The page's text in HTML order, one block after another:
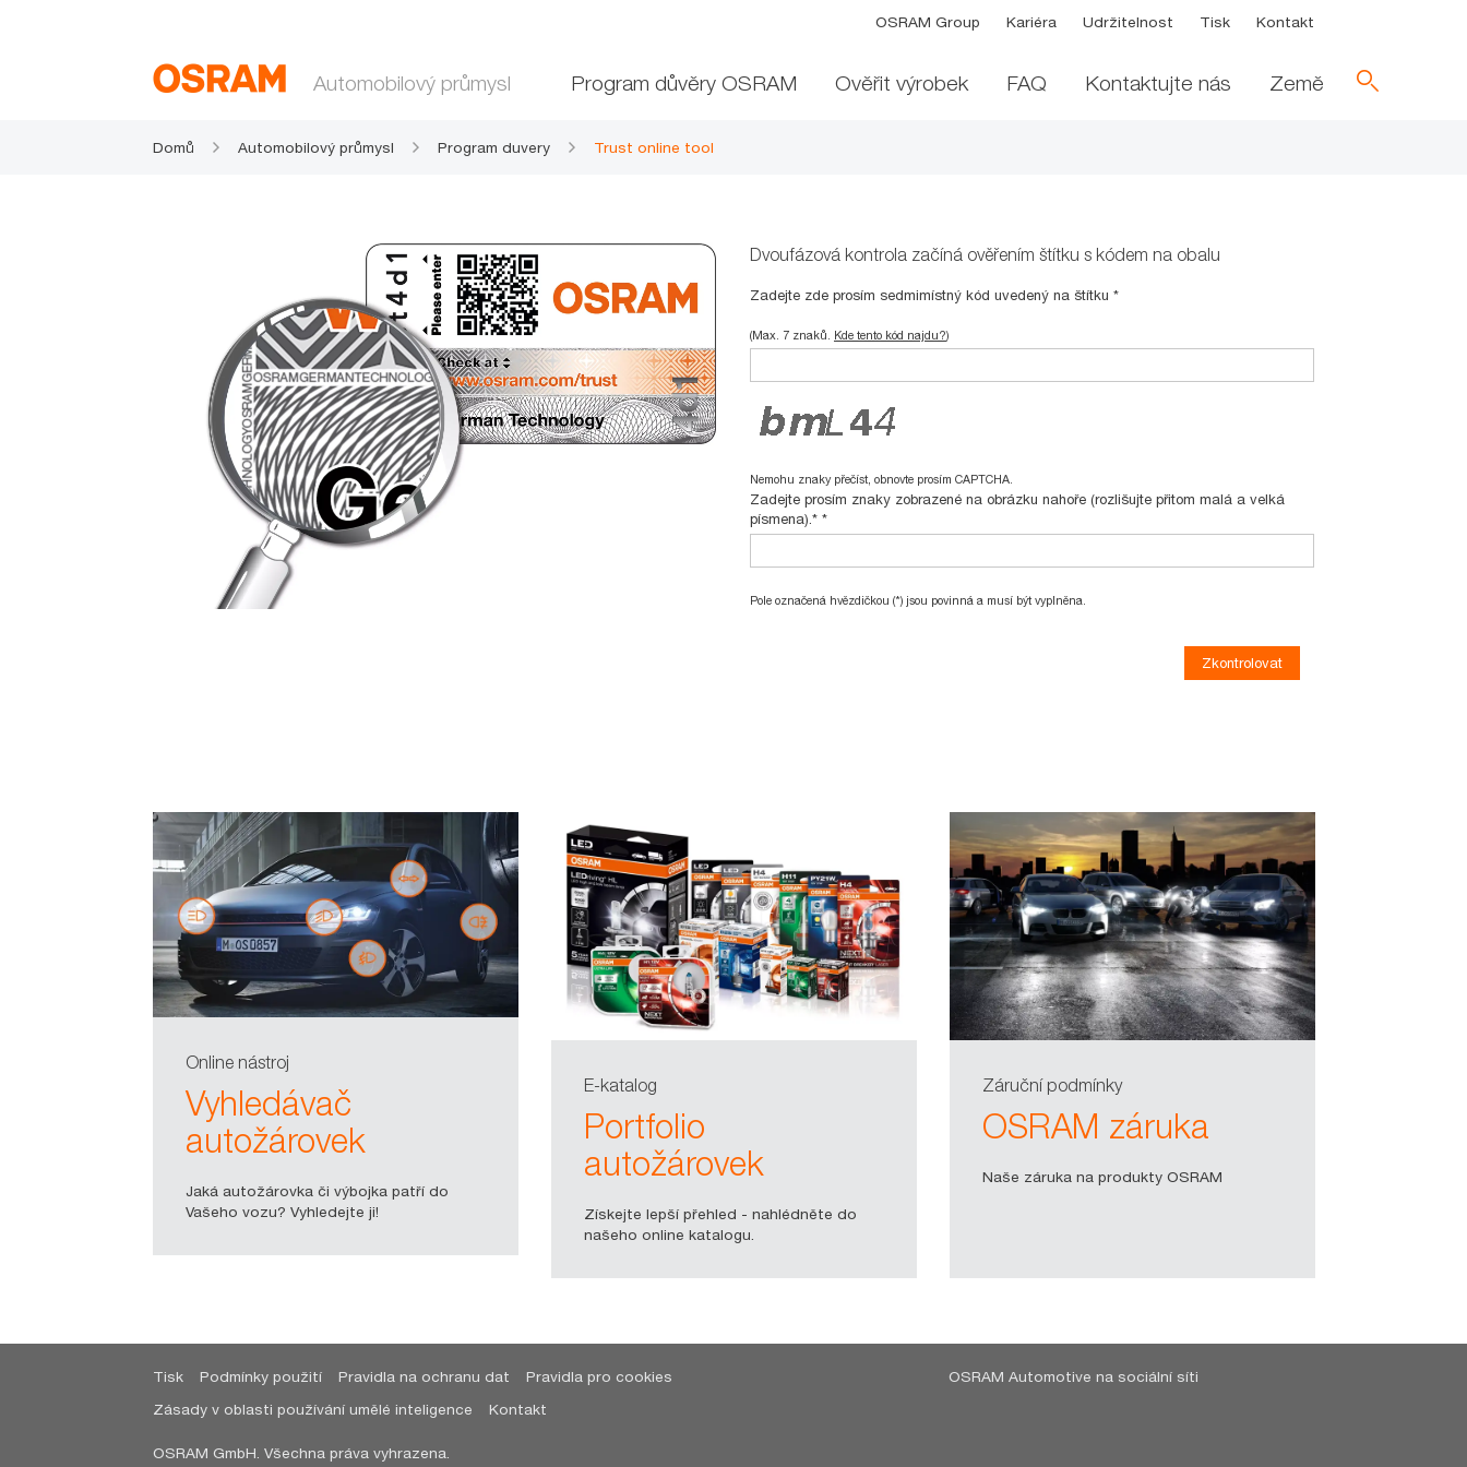
Automobilový průmysl Program důvěry OSRAM Ověřit výrobek FAQ Kontaktujte nás Země
OSRAM Group Kariéra Udržitelnost Tisk Kontakt
Domů Automobilový průmysl Program duvery Trust online tool
Dvoufázová kontrola začíná ověřením štítku s kódem na obalu
Zadejte zde prosím sedmimístný kód uvedený na štítku *
(Max. 7 znaků. Kde tento kód najdu?)
Nemohu znaky přečíst, obnovte prosím CAPTCHA.
Zadejte prosím znaky zobrazené na obrázku nahoře (rozlišujte přitom malá a velká
písmena).* *
Pole označená hvězdičkou (*) jsou povinná a musí být vyplněna.
Online nástroj
Vyhledávač
autožárovek
Jaká autožárovka či výbojka patří do
Vašeho vozu? Vyhledejte ji!
E-katalog
Portfolio
autožárovek
Získejte lepší přehled - nahlédněte do
našeho online katalogu.
Záruční podmínky
OSRAM záruka
Naše záruka na produkty OSRAM
OSRAM Automotive na sociální síti
Tisk Podmínky použití Pravidla na ochranu dat
Pravidla pro cookies
Zásady v oblasti používání umělé inteligence
Kontakt
OSRAM GmbH. Všechna práva vyhrazena.